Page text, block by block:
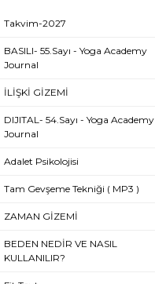
Takvim-2027
BASILI- 55.Sayı - Yoga Academy
Journal
İLİŞKİ GİZEMİ
DIJITAL- 54.Sayı - Yoga Academy
Journal
Adalet Psikolojisi
Tam Gevşeme Tekniği ( MP3 )
ZAMAN GİZEMİ
BEDEN NEDİR VE NASIL
KULLANILIR?